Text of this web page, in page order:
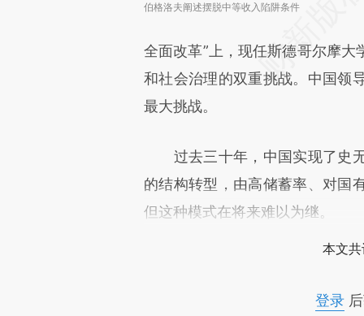
伯格洛夫阐述摆脱中等收入陷阱条件
全面改革”上，现任斯德哥尔摩
和社会治理的双重挑战。中国领
最大挑战。
过去三十年，中国实现了史无
的结构转型，由高储蓄率、对国
但这种模式在将来难以为继。
本文共
登录后